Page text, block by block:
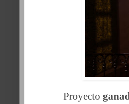
Proyecto